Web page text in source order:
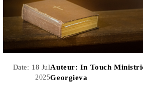
като "Équipe".
in French.
Date: 18 Jul
2025
Auteur: In Touch
Georgieva